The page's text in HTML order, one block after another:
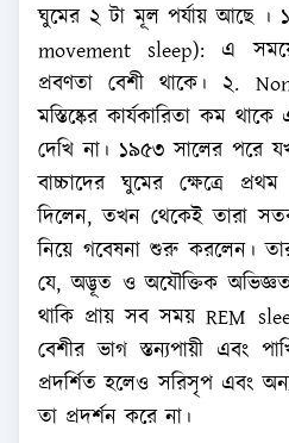
ঘুমের ২ টা মূল পর্যায় আছে ।
movement sleep): এ
প্রবণতা বেশী থাকে। ২.
মস্তিষ্কের কার্যকারিতা কম
দেখি না। ১৯৫৩ সালের পরে
বাচ্চাদের ঘুমের ক্ষেত্রে
দিলেন, তখন থেকেই তারা
নিয়ে গবেষনা শুরু করলেন।
যে, অদ্ভূত ও অযৌক্তিক
থাকি প্রায় সব সময় REM
বেশীর ভাগ স্তন্যপায়ী এবং
প্রদর্শিত হলেও সরিসৃপ এবং অন্য
তা প্রদর্শন করে না।